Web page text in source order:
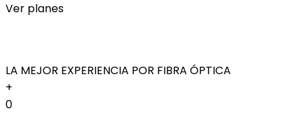
Ver planes
LA MEJOR EXPERIENCIA POR FIBRA ÓPTICA
+
0